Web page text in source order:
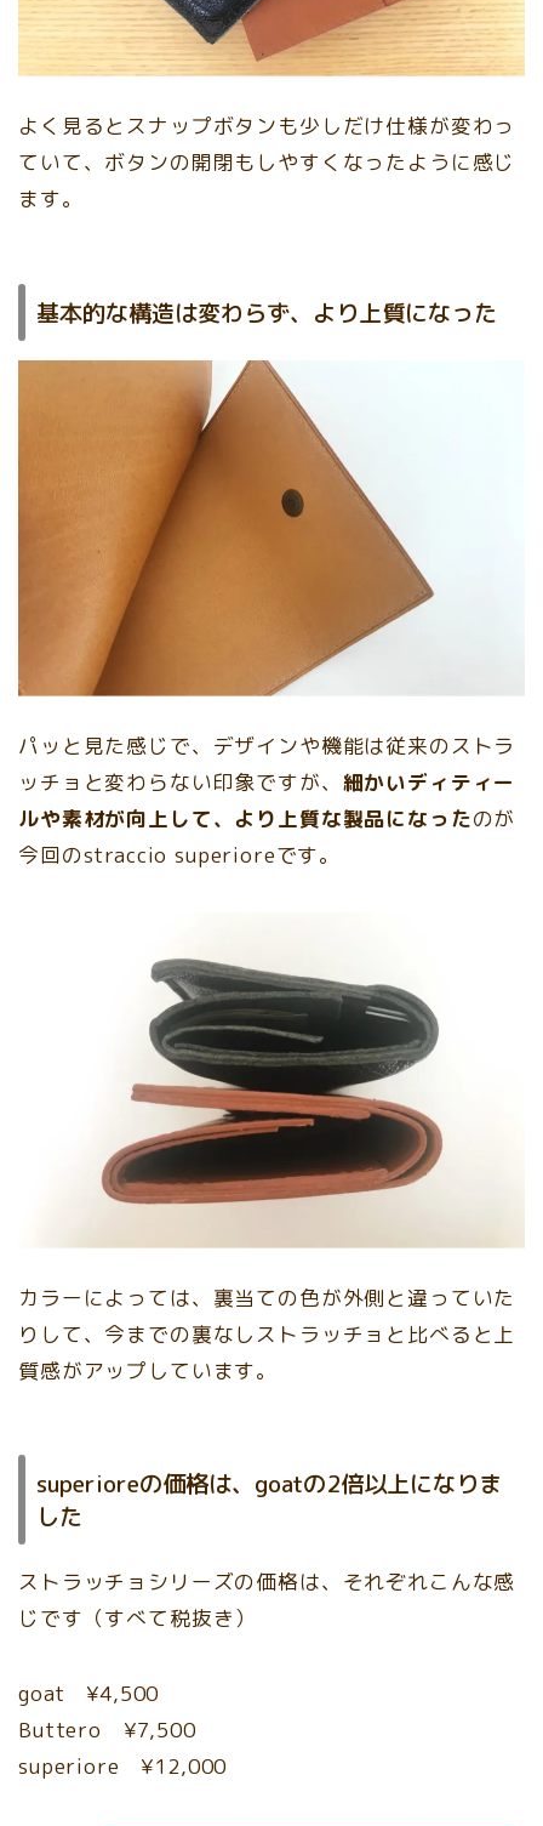
よく見るとスナップボタンも少しだけ仕様が変わっ
ていて、ボタンの開閉もしやすくなったように感じ
ます。
基本的な構造は変わらず、より上質になった
パッと見た感じで、デザインや機能は従来のストラ
ッチョと変わらない印象ですが、 細かいディティー
ルや素材が向上して、より上質な製品になったのが
今回のstraccio superioreです。
カラーによっては、裏当ての色が外側と違っていた
りして、今までの裏なしストラッチョと比べると上
質感がアップしています。
superioreの価格は、goatの2倍以上になりま
した
ストラッチョシリーズの価格は、それぞれこんな感
じです（すべて税抜き）
goat ¥4,500
Buttero ¥7,500
superiore ¥12,000